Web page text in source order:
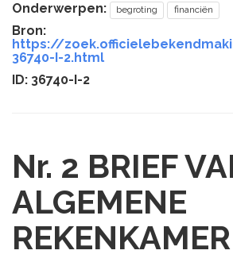
Onderwerpen:
begroting financiën
Bron:
https://
36740-I-2.html
ID: 36740-I-2
Nr. 2 BRIEF
ALGEMENE
REKENKAMER